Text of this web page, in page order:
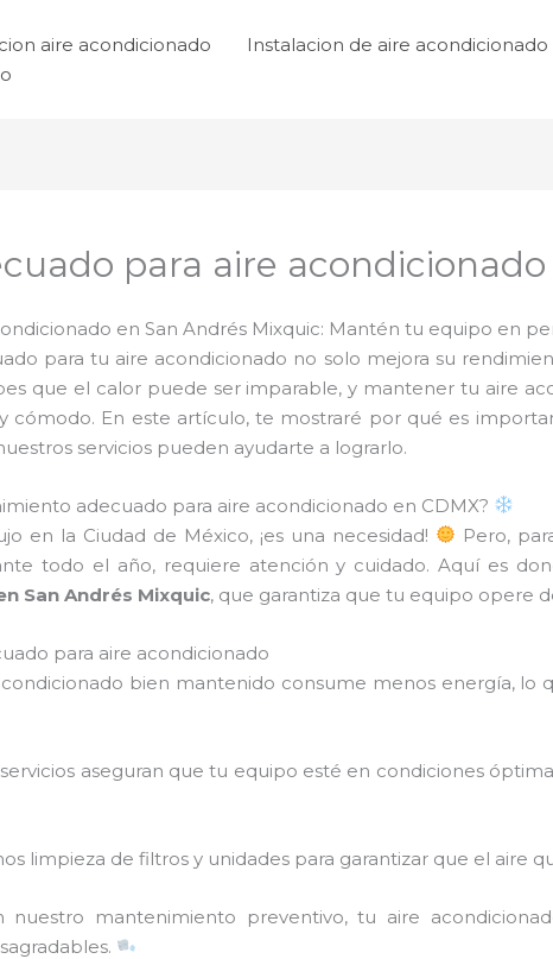
aire acondicionado Instalacion de aire acondicionado
para aire
en San Andrés Mixquic: Mantén tu equipo en
para tu aire acondicionado no solo mejora su
que el calor puede ser imparable, y mantener tu aire
cómodo. En este artículo, te mostraré por qué es
servicios pueden ayudarte a lograrlo.
adecuado para aire acondicionado en CDMX?
en la Ciudad de México, ¡es una necesidad!
Pero,
todo el año, requiere atención y cuidado. Aquí es
San Andrés Mixquic, que garantiza que tu equipo opere
para aire acondicionado
bien mantenido consume menos energía, lo
aseguran que tu equipo esté en condiciones
limpieza de filtros y unidades para garantizar que el aire
nuestro mantenimiento preventivo, tu aire